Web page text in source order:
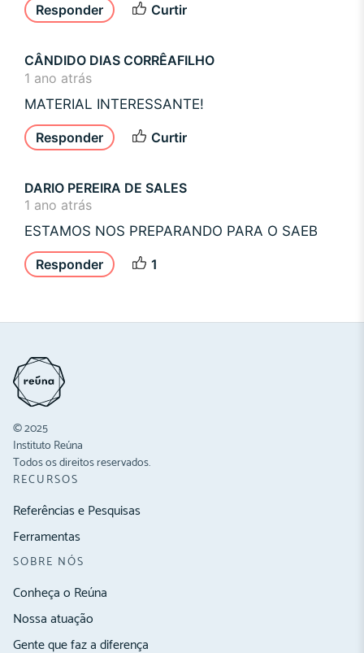
Responder Curtir
CÂNDIDO DIAS CORRÊAFILHO
1 ano atrás
MATERIAL INTERESSANTE!
Responder Curtir
DARIO PEREIRA DE SALES
1 ano atrás
ESTAMOS NOS PREPARANDO PARA O SAEB
Responder 1
© 2025
Instituto Reúna
Todos os direitos reservados.
RECURSOS
Referências e Pesquisas
Ferramentas
SOBRE NÓS
Conheça o Reúna
Nossa atuação
Gente que faz a diferença